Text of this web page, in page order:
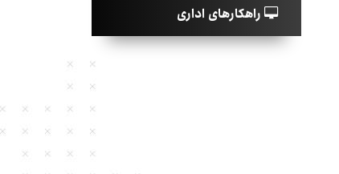
راهکارهای اداری